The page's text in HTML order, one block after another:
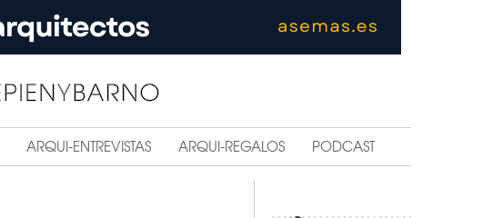
ARQUI-ENTREVISTAS ARQUI-REGALOS PODCAST